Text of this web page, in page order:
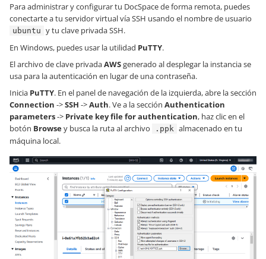
Para administrar y configurar tu DocSpace de forma remota, puedes
conectarte a tu servidor virtual vía SSH usando el nombre de usuario
ubuntu y tu clave privada SSH.
En Windows, puedes usar la utilidad PuTTY.
El archivo de clave privadaAWSgenerado al desplegar la instancia se
usa para la autenticación en lugar de una contraseña.
Inicia PuTTY. En el panel de navegación de la izquierda, abre la sección
Connection ->SSH ->Auth. Ve a la sección Authentication
parameters-> Private key file for authentication, haz clic en el
botón Browsey busca la ruta al archivo .ppk almacenado en tu
máquina local.